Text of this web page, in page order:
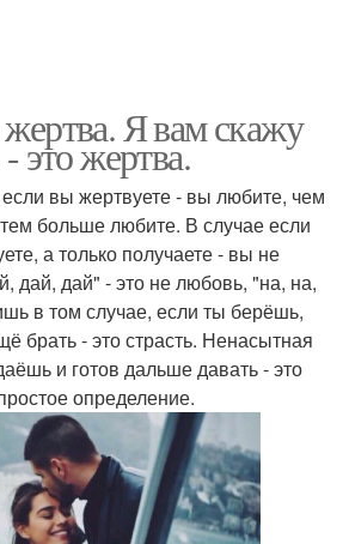
Я вам скажу
это жертва.
вы жертвуете - вы любите, чем
больше любите. В случае если
а только получаете - вы не
дай, дай" - это не любовь, "на, на,
в том случае, если ты берёшь,
брать - это страсть. Ненасытная
и готов дальше давать - это
определение.